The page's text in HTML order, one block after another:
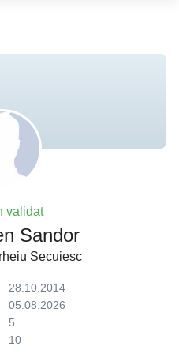
validat
Sandor
Secuiesc
28.10.2014
05.08.2026
5
10